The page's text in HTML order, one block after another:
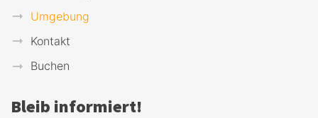
Umgebung
Kontakt
Buchen
Bleib informiert!